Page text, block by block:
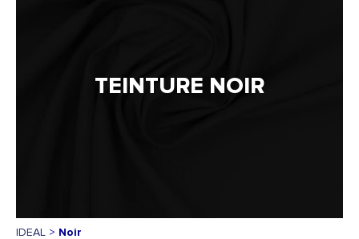
TEINTURE NOIR
IDEAL > Noir